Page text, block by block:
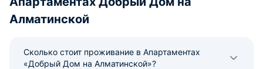
Алматинской
Сколько стоит проживание в Апартаментах
«Добрый Дом на Алматинской»?